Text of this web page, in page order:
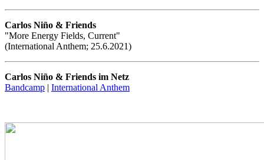
Carlos Niño & Friends
"More Energy Fields, Current"
(International Anthem; 25.6.2021)
Carlos Niño & Friends im Netz
Bandcamp | International Anthem